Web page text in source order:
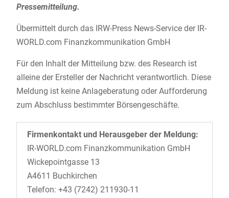
Pressemitteilung.
Übermittelt durch das IRW-Press News-Service der IR-
WORLD.com Finanzkommunikation GmbH
Für den Inhalt der Mitteilung bzw. des Research ist
alleine der Ersteller der Nachricht verantwortlich. Diese
Meldung ist keine Anlageberatung oder Aufforderung
zum Abschluss bestimmter Börsengeschäfte.
Firmenkontakt und Herausgeber der Meldung:
IR-WORLD.com Finanzkommunikation GmbH
Wickepointgasse 13
A4611 Buchkirchen
Telefon: +43 (7242) 211930-11